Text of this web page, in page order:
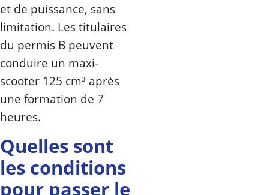
et de puissance, sans
limitation. Les titulaires
du permis B peuvent
conduire un maxi-
scooter 125 cm³ après
une formation de 7
heures.
Quelles sont
les conditions
pour passer le